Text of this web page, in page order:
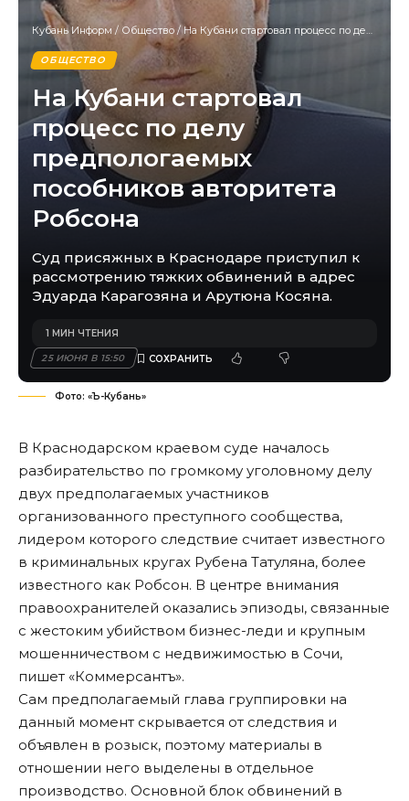
Кубань Информ / Общество /На Кубани стартовал процесс по делу предпологаемых пособников авторитета Робсона
ОБЩЕСТВО
На Кубани стартовал
процесс по делу
предпологаемых
пособников авторитета
Робсона
Суд присяжных в Краснодаре приступил к
рассмотрению тяжких обвинений в адрес
Эдуарда Карагозяна и Арутюна Косяна.
25 ИЮНЯ В 15:50
1 МИН ЧТЕНИЯ
Фото: «Ъ-Кубань»
В Краснодарском краевом суде началось
разбирательство по громкому уголовному делу
двух предполагаемых участников
организованного преступного сообщества,
лидером которого следствие считает известного
в криминальных кругах Рубена Татуляна, более
известного как Робсон. В центре внимания
правоохранителей оказались эпизоды, связанные
с жестоким убийством бизнес-леди и крупным
мошенничеством с недвижимостью в Сочи,
пишет «Коммерсантъ».
Сам предполагаемый глава группировки на
данный момент скрывается от следствия и
объявлен в розыск, поэтому материалы в
отношении него выделены в отдельное
производство. Основной блок обвинений в